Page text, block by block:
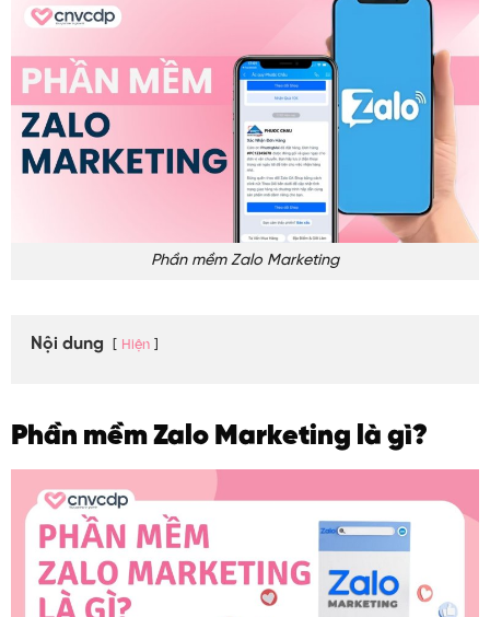
Phần mềm Zalo Marketing
Nội dung Hiện
Phần mềm Zalo Marketing là gì?